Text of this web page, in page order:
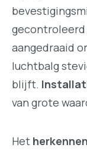
gecontroleerd
aangedraaid
luchtbalg
blijft.
van grote
Het